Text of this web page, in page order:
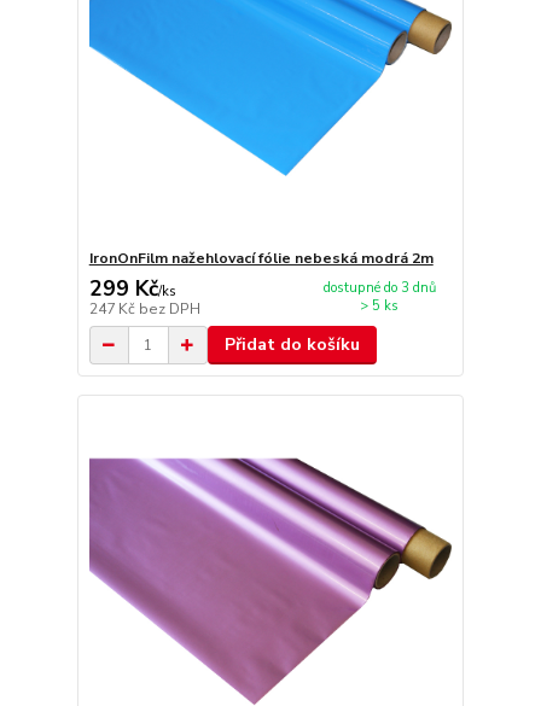
IronOnFilm nažehlovací fólie nebeská modrá 2m
299 Kč/ks
247 Kč bez DPH
dostupné do 3 dnů
> 5 ks
Přidat do košíku